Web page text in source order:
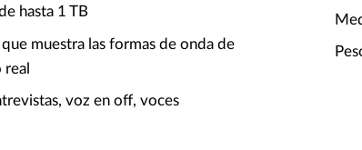
hasta 1 TB
muestra las formas de onda de
voz en off, voces